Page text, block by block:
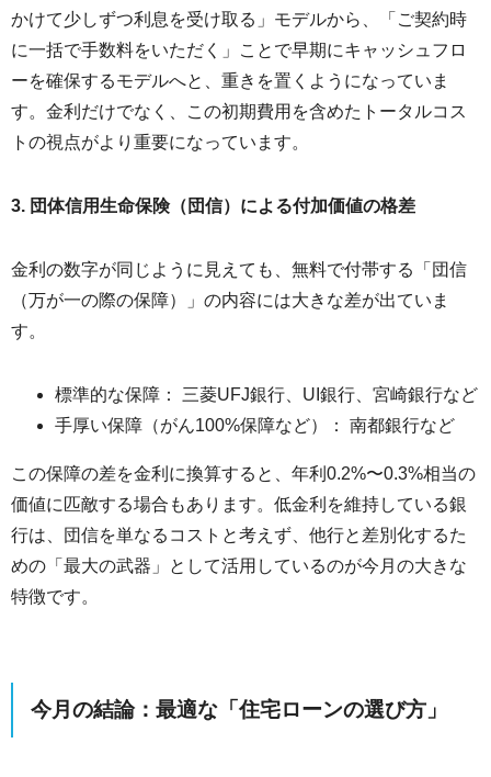
かけて少しずつ利息を受け取る」モデルから、「ご契約時
に一括で手数料をいただく」ことで早期にキャッシュフロ
ーを確保するモデルへと、重きを置くようになっていま
す。金利だけでなく、この初期費用を含めたトータルコス
トの視点がより重要になっています。
3. 団体信用生命保険（団信）による付加価値の格差
金利の数字が同じように見えても、無料で付帯する「団信
（万が一の際の保障）」の内容には大きな差が出ていま
す。
標準的な保障： 三菱UFJ銀行、UI銀行、宮崎銀行など
手厚い保障（がん100%保障など）： 南都銀行など
この保障の差を金利に換算すると、年利0.2%〜0.3%相当の
価値に匹敵する場合もあります。低金利を維持している銀
行は、団信を単なるコストと考えず、他行と差別化するた
めの「最大の武器」として活用しているのが今月の大きな
特徴です。
今月の結論：最適な「住宅ローンの選び方」